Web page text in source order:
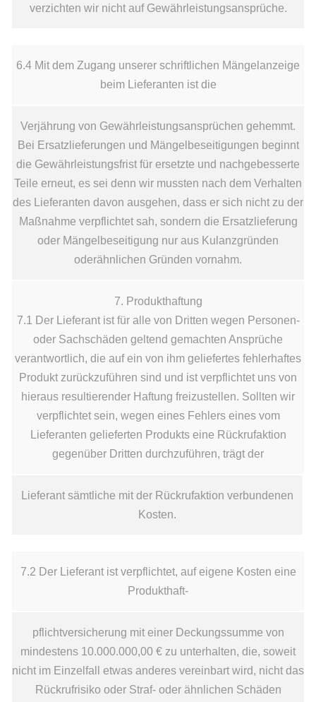
verzichten wir nicht auf Gewährleistungsansprüche.
6.4 Mit dem Zugang unserer schriftlichen Mängelanzeige
beim Lieferanten ist die
Verjährung von Gewährleistungsansprüchen gehemmt.
Bei Ersatzlieferungen und Mängelbeseitigungen beginnt
die Gewährleistungsfrist für ersetzte und nachgebesserte
Teile erneut, es sei denn wir mussten nach dem Verhalten
des Lieferanten davon ausgehen, dass er sich nicht zu der
Maßnahme verpflichtet sah, sondern die Ersatzlieferung
oder Mängelbeseitigung nur aus Kulanzgründen
oderähnlichen Gründen vornahm.
7. Produkthaftung
7.1 Der Lieferant ist für alle von Dritten wegen Personen-
oder Sachschäden geltend gemachten Ansprüche
verantwortlich, die auf ein von ihm geliefertes fehlerhaftes
Produkt zurückzuführen sind und ist verpflichtet uns von
hieraus resultierender Haftung freizustellen. Sollten wir
verpflichtet sein, wegen eines Fehlers eines vom
Lieferanten gelieferten Produkts eine Rückrufaktion
gegenüber Dritten durchzuführen, trägt der
Lieferant sämtliche mit der Rückrufaktion verbundenen
Kosten.
7.2 Der Lieferant ist verpflichtet, auf eigene Kosten eine
Produkthaft-
pflichtversicherung mit einer Deckungssumme von
mindestens 10.000.000,00 € zu unterhalten, die, soweit
nicht im Einzelfall etwas anderes vereinbart wird, nicht das
Rückrufrisiko oder Straf- oder ähnlichen Schäden